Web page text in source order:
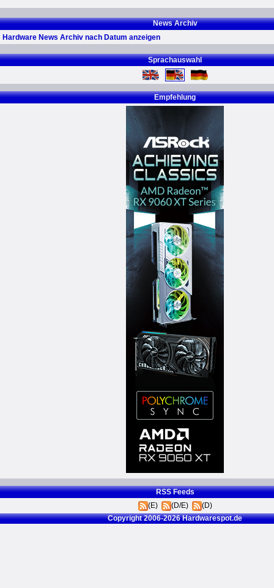
News Archiv
Hardware News Archiv nach Datum anzeigen
Sprachauswahl
Empfehlung
RSS Feeds
(E)
(D/E)
(D)
Copyright 2006-2026 Hardwarespot.de